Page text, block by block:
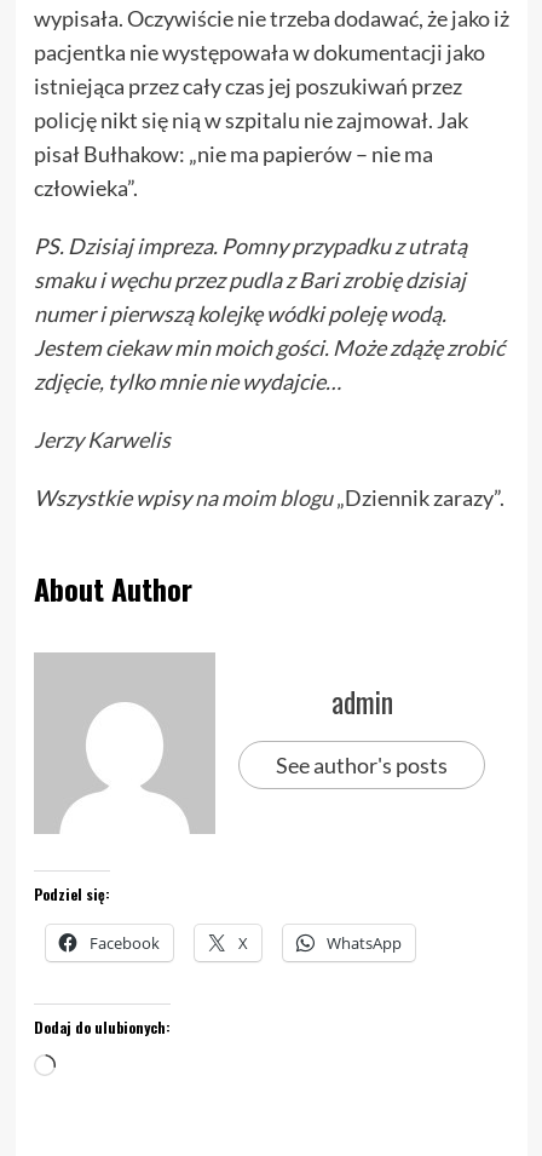
wypisała. Oczywiście nie trzeba dodawać, że jako iż
pacjentka nie występowała w dokumentacji jako
istniejąca przez cały czas jej poszukiwań przez
policję nikt się nią w szpitalu nie zajmował. Jak
pisał Bułhakow: „nie ma papierów – nie ma
człowieka”.
PS. Dzisiaj impreza. Pomny przypadku z utratą
smaku i węchu przez pudla z Bari zrobię dzisiaj
numer i pierwszą kolejkę wódki poleję wodą.
Jestem ciekaw min moich gości. Może zdążę zrobić
zdjęcie, tylko mnie nie wydajcie…
Jerzy Karwelis
Wszystkie wpisyna moim blogu„Dziennik zarazy”.
About Author
admin
See author's posts
Podziel się:
Facebook X WhatsApp
Dodaj do ulubionych:
Wczytywanie…